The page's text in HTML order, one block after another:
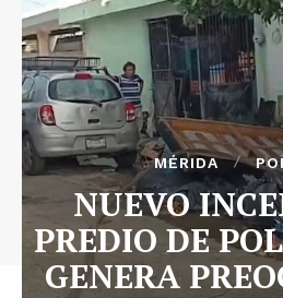
MÉRIDA
NUEVO
PREDIO DE
GENERA